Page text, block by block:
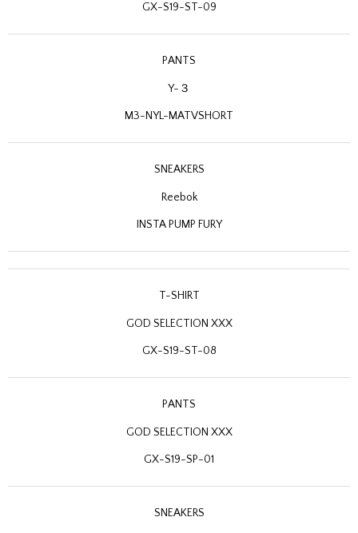
GX-S19-ST-09
PANTS
Y-３
M3-NYL-MATVSHORT
SNEAKERS
Reebok
INSTA PUMP FURY
T-SHIRT
GOD SELECTION XXX
GX-S19-ST-08
PANTS
GOD SELECTION XXX
GX-S19-SP-01
SNEAKERS